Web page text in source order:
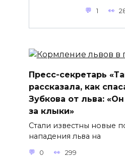
1
Пресс-секретарь
рассказала, как
Зубкова от льва:
за клыки»
Стали известны новые
нападения льва на
0 299